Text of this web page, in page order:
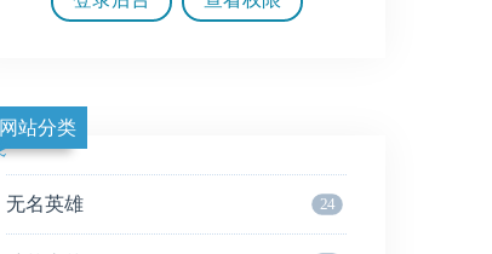
网站分类
无名英雄 24